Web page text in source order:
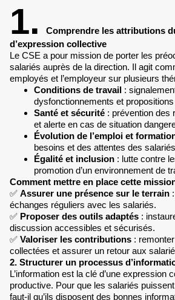
1.
Comprendre les attributions
d’expression collective
Le CSE a pour mission de porter les
salariés auprès de la direction. Il agit
employés et l’employeur sur plusieurs
Conditions de travail :
dysfonctionnements et propositions
Santé et sécurité : prévention des
et alerte en cas de situation
Évolution de l’emploi et
besoins et des attentes des
Égalité et inclusion : lutte contre
promotion d’un environnement de
Comment mettre en place cette
✅ Assurer une présence sur le terrain
échanges réguliers avec les salariés.
✅ Proposer des outils adaptés :
discussion accessibles et sécurisés.
✅ Valoriser les contributions :
collectées et assurer un retour aux
2. Structurer un processus
L’information est la clé d’une expression
productive. Pour que les salariés
faut-il qu’ils disposent des bonnes